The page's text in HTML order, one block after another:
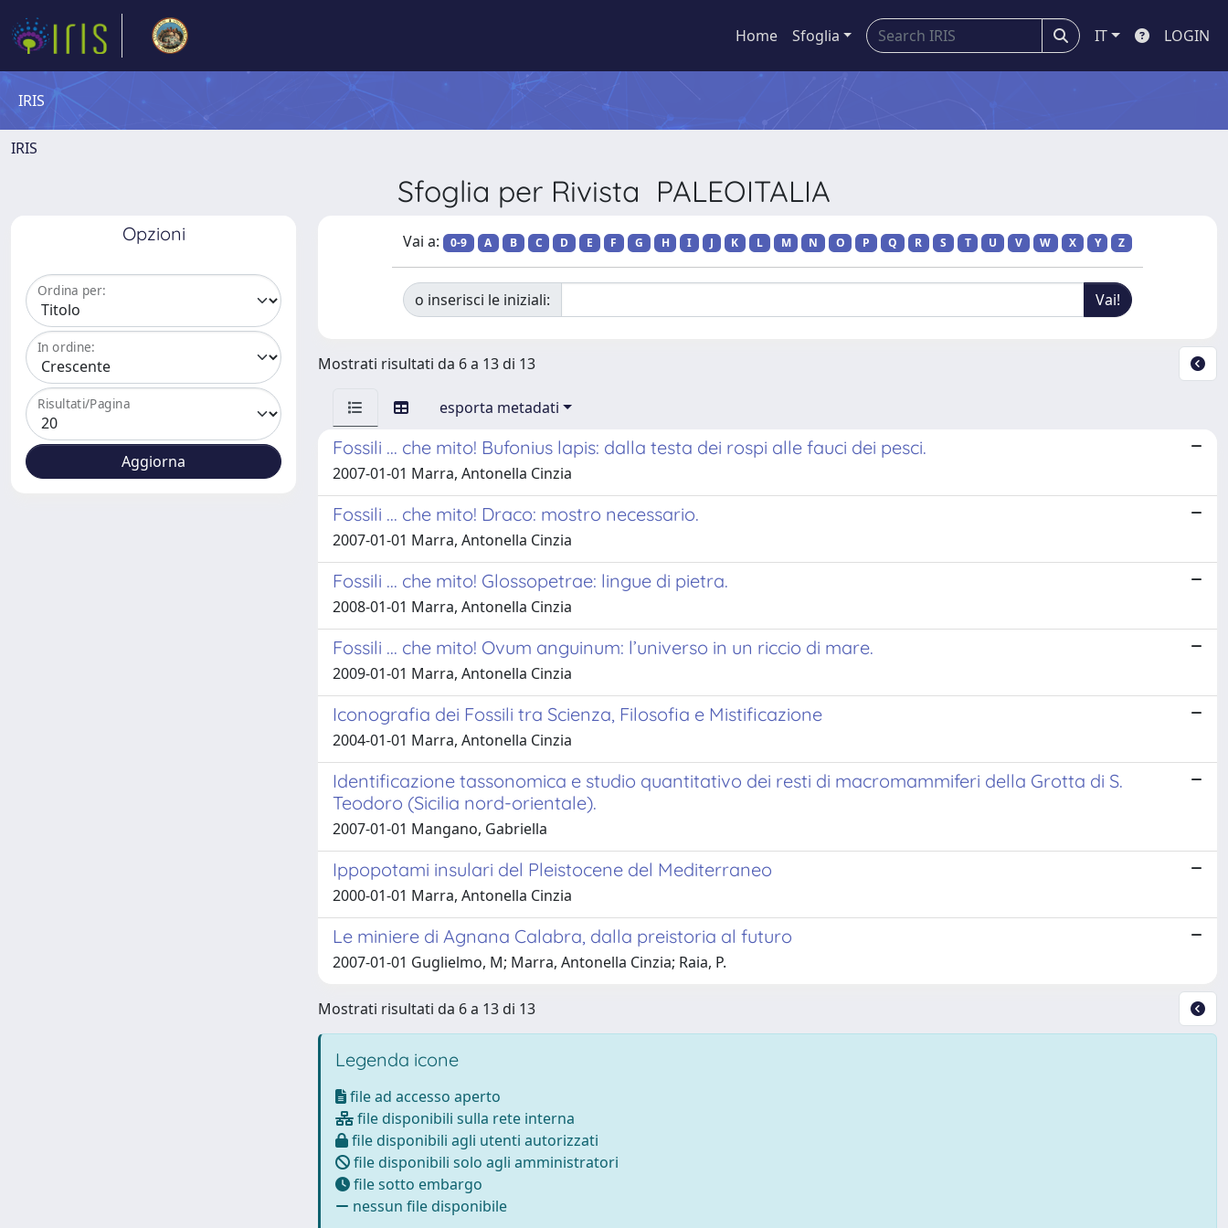
Home Sfoglia IT LOGIN
IRIS
IRIS
Sfoglia per Rivista PALEOITALIA
Opzioni
Ordina per:
In ordine:
Risultati/Pagina
Vai a: 0-9 A B C D E F G H I J K L M N O P Q R S T U V W X Y Z
o inserisci le iniziali:
Mostrati risultati da 6 a 13 di 13
esporta metadati
Fossili ... che mito! Bufonius lapis: dalla testa dei rospi alle fauci dei pesci.
2007-01-01 Marra, Antonella Cinzia
Fossili ... che mito! Draco: mostro necessario.
2007-01-01 Marra, Antonella Cinzia
Fossili ... che mito! Glossopetrae: lingue di pietra.
2008-01-01 Marra, Antonella Cinzia
Fossili ... che mito! Ovum anguinum: l’universo in un riccio di mare.
2009-01-01 Marra, Antonella Cinzia
Iconografia dei Fossili tra Scienza, Filosofia e Mistificazione
2004-01-01 Marra, Antonella Cinzia
Identificazione tassonomica e studio quantitativo dei resti di macromammiferi della Grotta di S.
Teodoro (Sicilia nord-orientale).
2007-01-01 Mangano, Gabriella
Ippopotami insulari del Pleistocene del Mediterraneo
2000-01-01 Marra, Antonella Cinzia
Le miniere di Agnana Calabra, dalla preistoria al futuro
2007-01-01 Guglielmo, M; Marra, Antonella Cinzia; Raia, P.
Mostrati risultati da 6 a 13 di 13
Legenda icone
file ad accesso aperto
file disponibili sulla rete interna
file disponibili agli utenti autorizzati
file disponibili solo agli amministratori
file sotto embargo
nessun file disponibile